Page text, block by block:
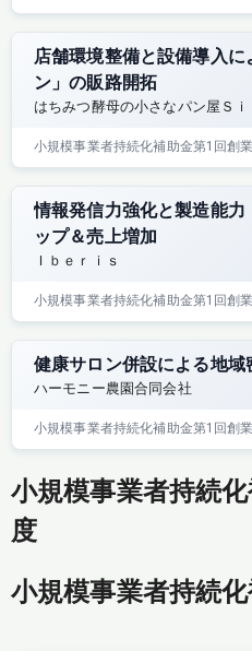
店舗環境整備と設備導入
ン」の販路開拓
はちみつ酵母の小さなパン屋Ｓｉ
小規模事業者持続化補助金第1回創
情報発信力強化と製造能
ップ＆売上増加
Ｉｂｅｒｉｓ
小規模事業者持続化補助金第1回創
健康サロン併設による地域
ハーモニー農園合同会社
小規模事業者持続化補助金第1回創
小規模事業者持続
度
小規模事業者持続